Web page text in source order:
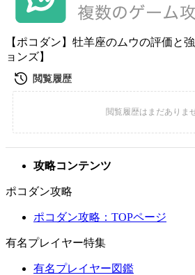
【ポコダン】牡羊座のムウの評価と
ョンズ】
攻略コンテンツ
ポコダン攻略
ポコダン攻略：TOPページ
有名プレイヤー特集
有名プレイヤー図鑑